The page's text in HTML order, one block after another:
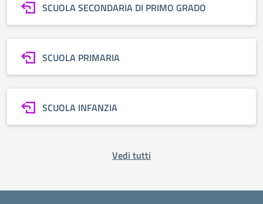
SCUOLA SECONDARIA DI PRIMO GRADO
SCUOLA PRIMARIA
SCUOLA INFANZIA
Vedi tutti